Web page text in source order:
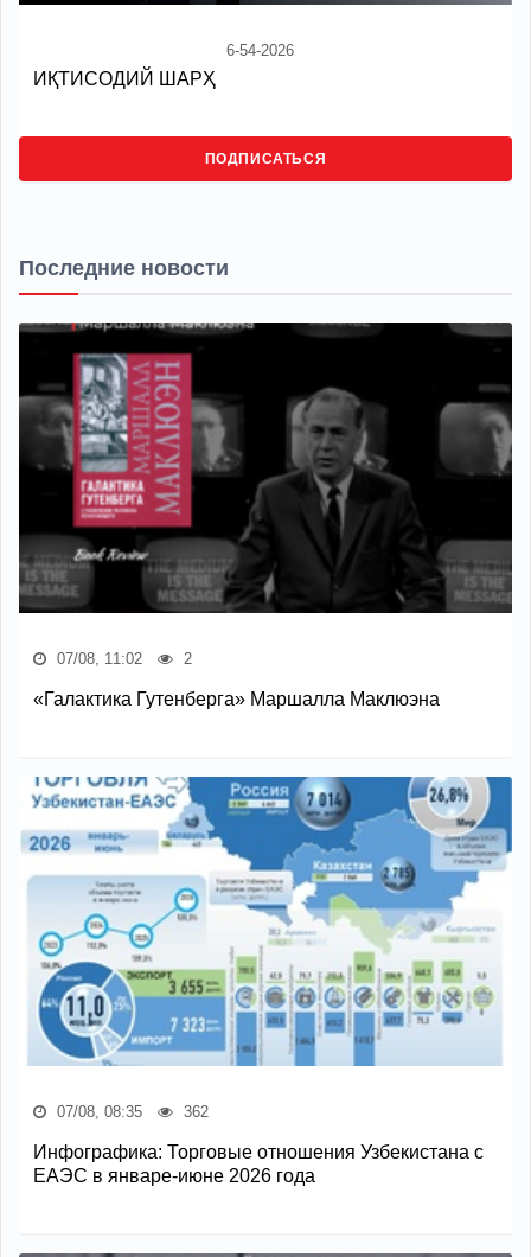
6-54-2026
ИҚТИСОДИЙ ШАРҲ
ПОДПИСАТЬСЯ
Последние новости
07/08, 11:02 2
«Галактика Гутенберга» Маршалла Маклюэна
07/08, 08:35 362
Инфографика: Торговые отношения Узбекистана с
ЕАЭС в январе-июне 2026 года